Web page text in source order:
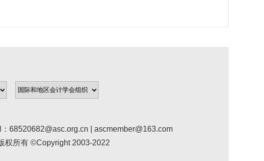
68520682@asc.org.cn | ascmember@163.com
权所有 ©Copyright 2003-2022